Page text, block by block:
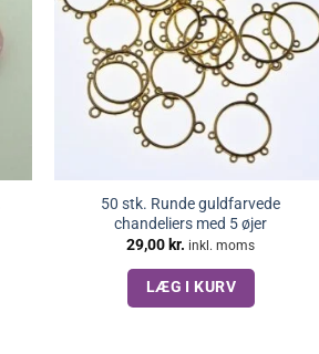
50 stk. Runde guldfarvede
chandeliers med 5 øjer
29,00 kr. inkl. moms
LÆG I KURV